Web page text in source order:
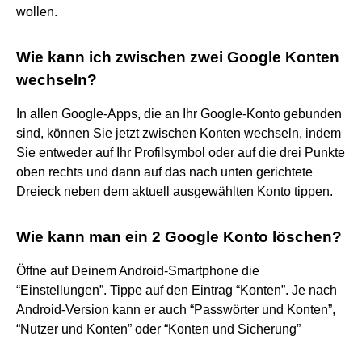
wollen.
Wie kann ich zwischen zwei Google Konten
wechseln?
In allen Google-Apps, die an Ihr Google-Konto gebunden
sind, können Sie jetzt zwischen Konten wechseln, indem
Sie entweder auf Ihr Profilsymbol oder auf die drei Punkte
oben rechts und dann auf das nach unten gerichtete
Dreieck neben dem aktuell ausgewählten Konto tippen.
Wie kann man ein 2 Google Konto löschen?
Öffne auf Deinem Android-Smartphone die
“Einstellungen”. Tippe auf den Eintrag “Konten”. Je nach
Android-Version kann er auch “Passwörter und Konten”,
“Nutzer und Konten” oder “Konten und Sicherung”